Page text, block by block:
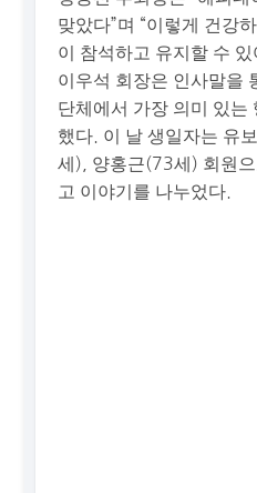
맞았다”며 “이렇게 건강
이 참석하고 유지할 수 있
이우석 회장은 인사말을
단체에서 가장 의미 있는
했다. 이 날 생일자는 유
세), 양홍근(73세) 회원
고 이야기를 나누었다.